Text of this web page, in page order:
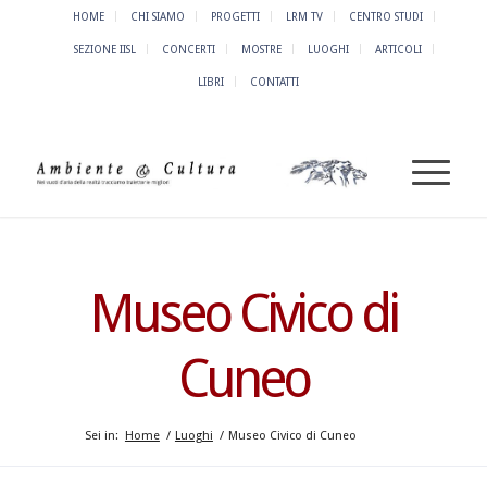
HOME CHI SIAMO PROGETTI LRM TV CENTRO STUDI
SEZIONE IISL CONCERTI MOSTRE LUOGHI ARTICOLI
LIBRI CONTATTI
Museo Civico di
Cuneo
Sei in: Home / Luoghi / Museo Civico di Cuneo